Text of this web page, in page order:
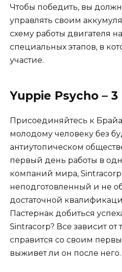
Чтобы победить, вы
управлять своим
схему работы двигателя
специальных этапов, в
участие.
Yuppie Psycho –
Присоединяйтесь к
молодому человеку без
антиутопическом
первый день работы в
компаний мира,
неподготовленный и не
достаточной
Пастернак добиться
Sintracorp? Все зависит от
справится со своим
выживет ли он после него.